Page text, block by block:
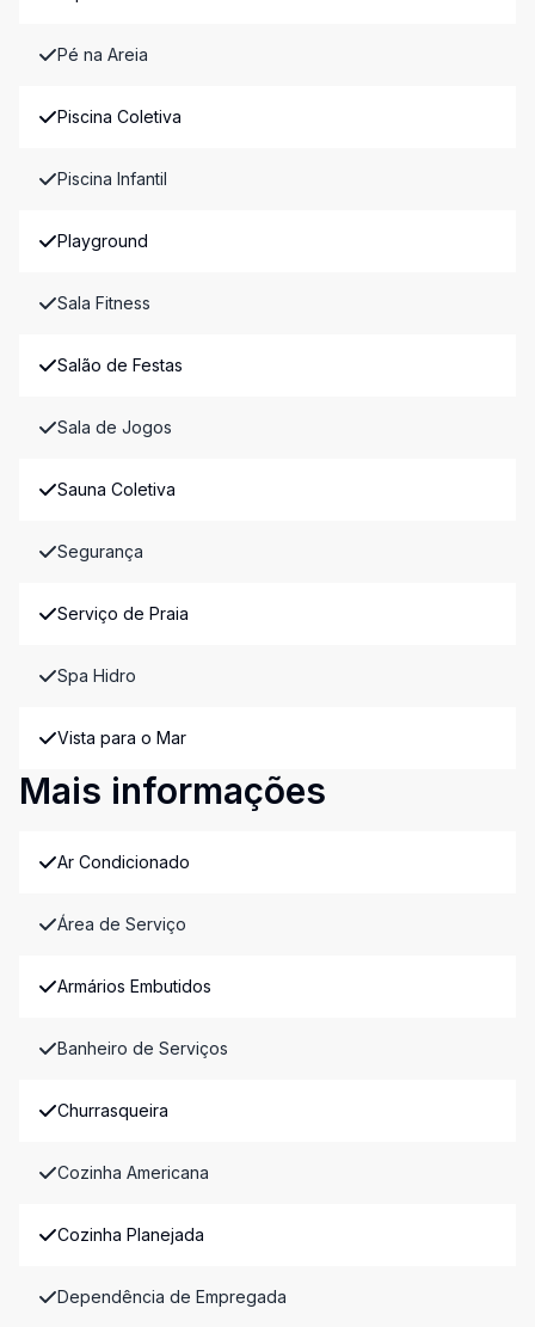
Pé na Areia
Piscina Coletiva
Piscina Infantil
Playground
Sala Fitness
Salão de Festas
Sala de Jogos
Sauna Coletiva
Segurança
Serviço de Praia
Spa Hidro
Vista para o Mar
Mais informações
Ar Condicionado
Área de Serviço
Armários Embutidos
Banheiro de Serviços
Churrasqueira
Cozinha Americana
Cozinha Planejada
Dependência de Empregada